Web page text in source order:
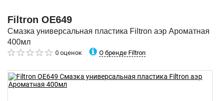
Filtron OE649
Смазка универсальная пластика Filtron аэр Ароматная
400мл
0 оценок О бренде Filtron